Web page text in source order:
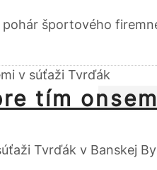
športového
tím
Tvrďák v Banskej